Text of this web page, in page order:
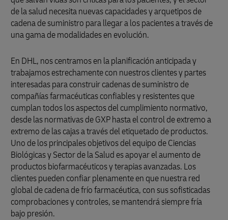
de la salud necesita nuevas capacidades y arquetipos de
cadena de suministro para llegar a los pacientes a través de
una gama de modalidades en evolución.
En DHL, nos centramos en la planificación anticipada y
trabajamos estrechamente con nuestros clientes y partes
interesadas para construir cadenas de suministro de
compañías farmacéuticas confiables y resistentes que
cumplan todos los aspectos del cumplimiento normativo,
desde las normativas de GXP hasta el control de extremo a
extremo de las cajas a través del etiquetado de productos.
Uno de los principales objetivos del equipo de Ciencias
Biológicas y Sector de la Salud es apoyar el aumento de
productos biofarmacéuticos y terapias avanzadas. Los
clientes pueden confiar plenamente en que nuestra red
global de cadena de frío farmacéutica, con sus sofisticadas
comprobaciones y controles, se mantendrá siempre fría
bajo presión.